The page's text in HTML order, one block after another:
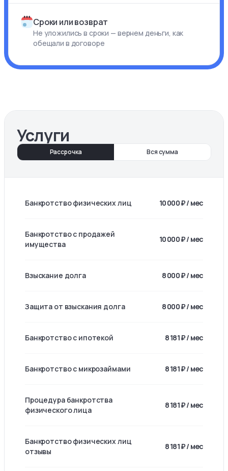
Сроки или возврат
Не уложились в сроки — вернем деньги, как
обещали в договоре
Услуги
Рассрочка Вся сумма
Банкротство физических лиц 10 000 ₽ / мес
Банкротство с продажей
имущества
10 000 ₽ / мес
Взыскание долга 8 000 ₽ / мес
Защита от взыскания долга 8 000 ₽ / мес
Банкротство с ипотекой 8 181 ₽ / мес
Банкротство с микрозаймами 8 181 ₽ / мес
Процедура банкротства
физического лица
8 181 ₽ / мес
Банкротство физических лиц
отзывы
8 181 ₽ / мес